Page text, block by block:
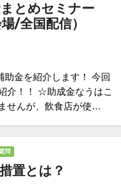
とめセミナー
/全国配信）
助金を紹介します！ 今回
介！！ ☆助成金なうはこ
せんが、飲食店が使…
問
置とは？